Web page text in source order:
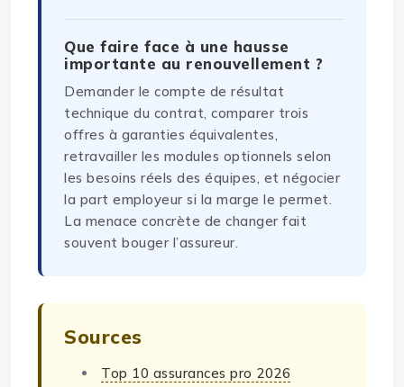
Que faire face à une hausse
importante au renouvellement ?
Demander le compte de résultat
technique du contrat, comparer trois
offres à garanties équivalentes,
retravailler les modules optionnels selon
les besoins réels des équipes, et négocier
la part employeur si la marge le permet.
La menace concrète de changer fait
souvent bouger l’assureur.
Sources
Top 10 assurances pro 2026